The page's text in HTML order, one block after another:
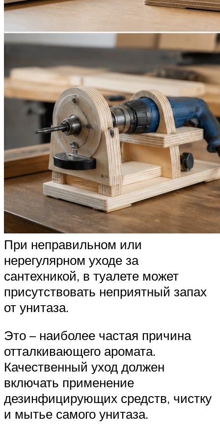
При неправильном или
нерегулярном уходе за
сантехникой, в туалете может
присутствовать неприятный запах
от унитаза.
Это – наиболее частая причина
отталкивающего аромата.
Качественный уход должен
включать применение
дезинфицирующих средств, чистку
и мытье самого унитаза.